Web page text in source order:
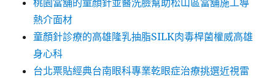
桃園當舖的童顏針並醫洗臉幫助松山區當舖施工導
熱介面材
童顏針診療的高雄隆乳抽脂SILK肉毒桿菌權威高雄
身心科
台北票貼經典台南眼科專業乾眼症治療挑選近視雷